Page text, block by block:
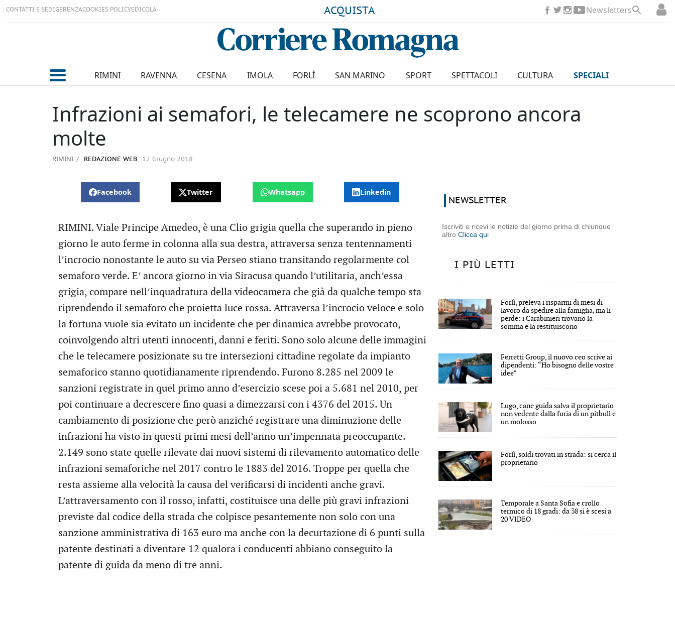
CONTATTI E SEDIGERENZACOOKIES POLICYEDICOLA ACQUISTA Newsletters
RIMINI RAVENNA CESENA IMOLA FORLÌ SAN MARINO SPORT SPETTACOLI CULTURA SPECIALI
Infrazioni ai semafori, le telecamere ne scoprono ancora
molte
RIMINI REDAZIONE WEB 12 Giugno 2018
Facebook Twitter Whatsapp Linkedin
RIMINI. Viale Principe Amedeo, è una Clio grigia quella che superando in pieno
giorno le auto ferme in colonna alla sua destra, attraversa senza tentennamenti
l’incrocio nonostante le auto su via Perseo stiano transitando regolarmente col
semaforo verde. E’ ancora giorno in via Siracusa quando l’utilitaria, anch’essa
grigia, compare nell’inquadratura della videocamera che già da qualche tempo sta
riprendendo il semaforo che proietta luce rossa. Attraversa l’incrocio veloce e solo
la fortuna vuole sia evitato un incidente che per dinamica avrebbe provocato,
coinvolgendo altri utenti innocenti, danni e feriti. Sono solo alcune delle immagini
che le telecamere posizionate su tre intersezioni cittadine regolate da impianto
semaforico stanno quotidianamente riprendendo. Furono 8.285 nel 2009 le
sanzioni registrate in quel primo anno d’esercizio scese poi a 5.681 nel 2010, per
poi continuare a decrescere fino quasi a dimezzarsi con i 4376 del 2015. Un
cambiamento di posizione che però anziché registrare una diminuzione delle
infrazioni ha visto in questi primi mesi dell’anno un’impennata preoccupante.
2.149 sono state quelle rilevate dai nuovi sistemi di rilevamento automatico delle
infrazioni semaforiche nel 2017 contro le 1883 del 2016. Troppe per quella che
resta assieme alla velocità la causa del verificarsi di incidenti anche gravi.
L’attraversamento con il rosso, infatti, costituisce una delle più gravi infrazioni
previste dal codice della strada che colpisce pesantemente non solo con una
sanzione amministrativa di 163 euro ma anche con la decurtazione di 6 punti sulla
patente destinati a diventare 12 qualora i conducenti abbiano conseguito la
patente di guida da meno di tre anni.
NEWSLETTER
Iscriviti e ricevi le notizie del giorno prima di chiunque
altroClicca qui
I PIÙ LETTI
Forlì, preleva i risparmi di mesi di
lavoro da spedire alla famiglia, ma li
perde: i Carabinieri trovano la
somma e la restituiscono
Ferretti Group, il nuovo ceo scrive ai
dipendenti: “Ho bisogno delle vostre
idee”
Lugo, cane guida salva il proprietario
non vedente dalla furia di un pitbull e
un molosso
Forlì, soldi trovati in strada: si cerca il
proprietario
Temporale a Santa Sofia e crollo
termico di 18 gradi: da 38 si è scesi a
20 VIDEO